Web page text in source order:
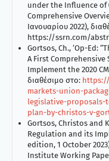
under the Influence of
Comprehensive
Ιανουαρίου 2022),
https://ssrn.com/
Gortsos, Ch., ‘Op-Ed:
A First
Implement the 2020
διαθέσιμο στο:
markets-union-
legislative-proposals-
plan-by-christos-v-
Gortsos, Christos and
Regulation and its
edition, 1 October
Institute Working